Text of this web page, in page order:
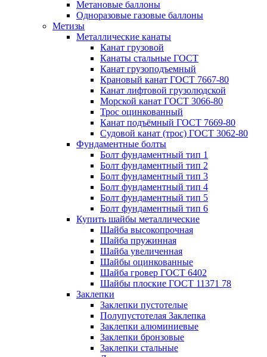
Метановые баллоны
Одноразовые газовые баллоны
Метизы
Металлические канаты
Канат грузовой
Канаты стальные ГОСТ
Канат грузоподъемный
Крановый канат ГОСТ 7667-80
Канат лифтовой грузолюдской
Морской канат ГОСТ 3066-80
Трос оцинкованный
Канат подъёмный ГОСТ 7669-80
Судовой канат (трос) ГОСТ 3062-80
Фундаментные болты
Болт фундаментный тип 1
Болт фундаментный тип 2
Болт фундаментный тип 3
Болт фундаментный тип 4
Болт фундаментный тип 5
Болт фундаментный тип 6
Купить шайбы металлические
Шайба высокопрочная
Шайба пружинная
Шайба увеличенная
Шайбы оцинкованные
Шайба гровер ГОСТ 6402
Шайбы плоские ГОСТ 11371 78
Заклепки
Заклепки пустотелые
Полупустотелая Заклепка
Заклепки алюминиевые
Заклепки бронзовые
Заклепки стальные